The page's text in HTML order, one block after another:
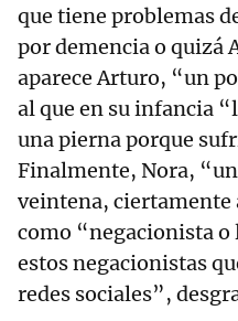
que tiene problemas
por demencia o quizá
aparece Arturo, “un
al que en su infancia
una pierna porque
Finalmente, Nora,
veintena,
como “negacionista o
estos negacionistas
redes sociales”,